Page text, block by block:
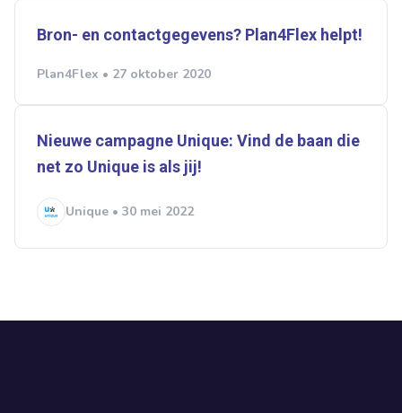
Bron- en contactgegevens? Plan4Flex helpt!
Plan4Flex • 27 oktober 2020
Nieuwe campagne Unique: Vind de baan die
net zo Unique is als jij!
Unique • 30 mei 2022